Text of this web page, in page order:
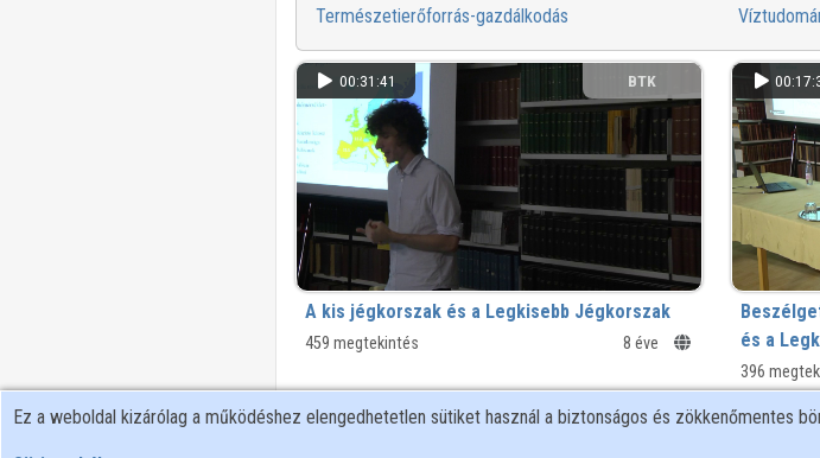
Természetierőforrás-gazdálkodás
00:31:41 BTK
A kis jégkorszak és a Legkisebb Jégkorszak
459 megtekintés 8 éve
és a
396
Ez a weboldal kizárólag a működéshez elengedhetetlen sütiket használ a biztonságos és zökkenőmentes